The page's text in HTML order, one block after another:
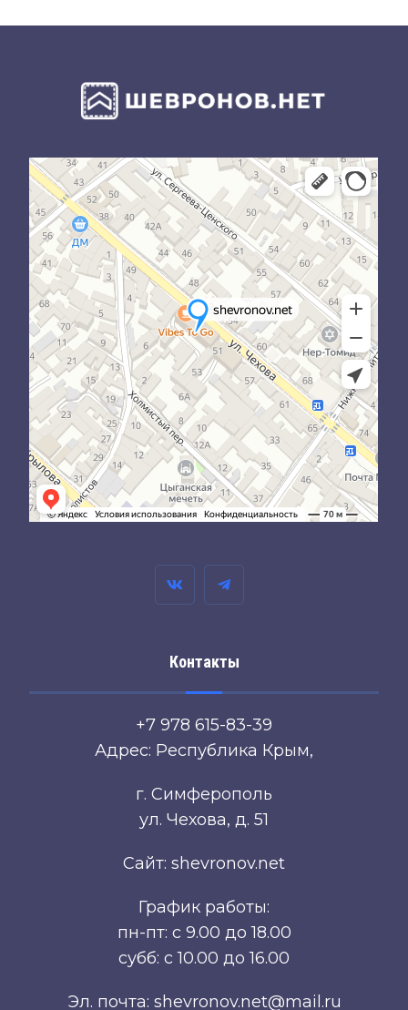
Контакты
+7 978 615-83-39
Адрес: Республика Крым,
г. Симферополь
ул. Чехова, д. 51
Сайт: shevronov.net
График работы:
пн-пт: с 9.00 до 18.00
субб: с 10.00 до 16.00
Эл. почта: shevronov.net@mail.ru